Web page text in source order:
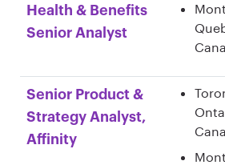
Health & Benefits
Senior Analyst
Senior Product &
Strategy Analyst,
Affinity